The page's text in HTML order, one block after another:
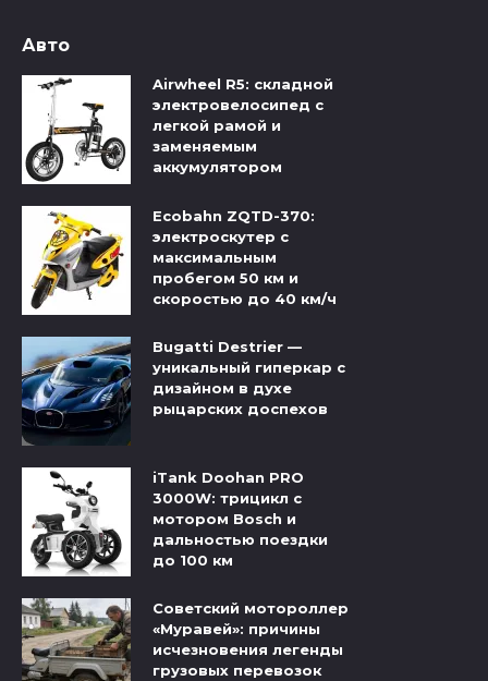
Авто
Airwheel R5: складной
электровелосипед с
легкой рамой и
заменяемым
аккумулятором
Ecobahn ZQTD-370:
электроскутер с
максимальным
пробегом 50 км и
скоростью до 40 км/ч
Bugatti Destrier —
уникальный гиперкар с
дизайном в духе
рыцарских доспехов
iTank Doohan PRO
3000W: трицикл с
мотором Bosch и
дальностью поездки
до 100 км
Советский мотороллер
«Муравей»: причины
исчезновения легенды
грузовых перевозок